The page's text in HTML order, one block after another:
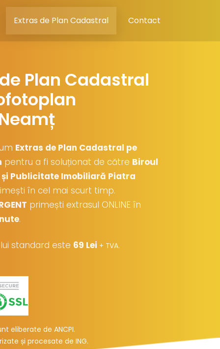
Extras de Plan Cadastral Contact
Plan Cadastral
Extras de Plan Cadastral pe
pentru a fi soluționat de către Biroul
Publicitate Imobiliară Piatra
în cel mai scurt timp.
primești extrasul ONLINE în
.
standard este 69 Lei + TVA.
eliberate de ANCPI.
și procesate de ING.